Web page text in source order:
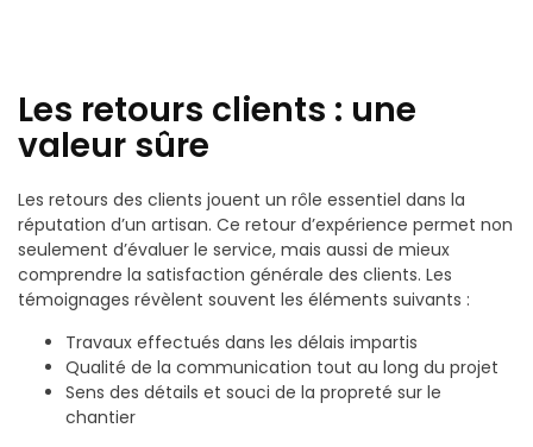
Les retours clients : une
valeur sûre
Les retours des clients jouent un rôle essentiel dans la
réputation d’un artisan. Ce retour d’expérience permet non
seulement d’évaluer le service, mais aussi de mieux
comprendre la satisfaction générale des clients. Les
témoignages révèlent souvent les éléments suivants :
Travaux effectués dans les délais impartis
Qualité de la communication tout au long du projet
Sens des détails et souci de la propreté sur le
chantier